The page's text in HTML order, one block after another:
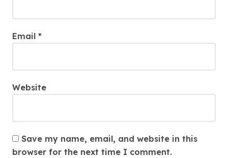
Email *
Website
Save my name, email, and website in this
browser for the next time I comment.